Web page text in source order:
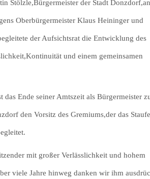
Stölzle,Bürgermeister der Stadt
Oberbürgermeister Klaus Heininger und
der Aufsichtsrat die Entwicklung des
und einem gemeinsamen
Ende seiner Amtszeit als Bürgermeister
den Vorsitz des Gremiums,der das
mit großer Verlässlichkeit und hohem
viele Jahre hinweg danken wir ihm